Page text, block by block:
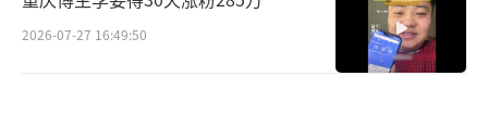
2026-07-27 16:49:50